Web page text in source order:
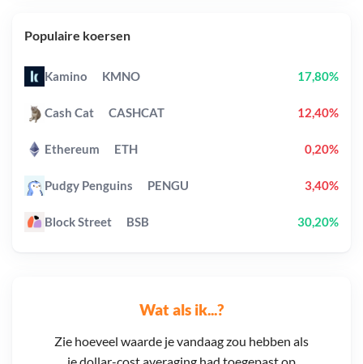
Wat als ik...?
Zie hoeveel waarde je vandaag zou hebben als
Populaire koersen
Kamino KMNO 17,80%
Cash Cat CASHCAT 12,40%
Ethereum ETH 0,20%
Pudgy Penguins PENGU 3,40%
Block Street BSB 30,20%